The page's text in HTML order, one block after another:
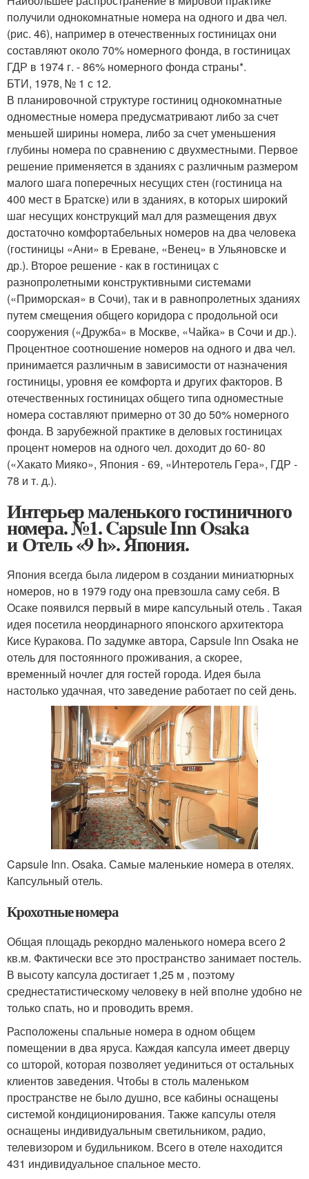
получили однокомнатные номера на одного и два чел.
(рис. 46), например в отечественных гостиницах они
составляют около 70% номерного фонда, в гостиницах
ГДР в 1974 г. - 86% номерного фонда страны*.
БТИ, 1978, № 1 с 12.
В планировочной структуре гостиниц однокомнатные
одноместные номера предусматривают либо за счет
меньшей ширины номера, либо за счет уменьшения
глубины номера по сравнению с двухместными. Первое
решение применяется в зданиях с различным размером
малого шага поперечных несущих стен (гостиница на
400 мест в Братске) или в зданиях, в которых широкий
шаг несущих конструкций мал для размещения двух
достаточно комфортабельных номеров на два человека
(гостиницы «Ани» в Ереване, «Венец» в Ульяновске и
др.). Второе решение - как в гостиницах с
разнопролетными конструктивными системами
(«Приморская» в Сочи), так и в равнопролетных зданиях
путем смещения общего коридора с продольной оси
сооружения («Дружба» в Москве, «Чайка» в Сочи и др.).
Процентное соотношение номеров на одного и два чел.
принимается различным в зависимости от назначения
гостиницы, уровня ее комфорта и других факторов. В
отечественных гостиницах общего типа одноместные
номера составляют примерно от 30 до 50% номерного
фонда. В зарубежной практике в деловых гостиницах
процент номеров на одного чел. доходит до 60- 80
(«Хакато Мияко», Япония - 69, «Интеротель Гера», ГДР -
78 и т. д.).
Интерьер маленького гостиничного
номера. №1. Capsule Inn Osaka
и Отель «9 h». Япония.
Япония всегда была лидером в создании миниатюрных
номеров, но в 1979 году она превзошла саму себя. В
Осаке появился первый в мире капсульный отель . Такая
идея посетила неординарного японского архитектора
Кисе Куракова. По задумке автора, Capsule Inn Osaka не
отель для постоянного проживания, а скорее,
временный ночлег для гостей города. Идея была
настолько удачная, что заведение работает по сей день.
Capsule Inn. Osaka. Самые маленькие номера в отелях.
Капсульный отель.
Крохотные номера
Общая площадь рекордно маленького номера всего 2
кв.м. Фактически все это пространство занимает постель.
В высоту капсула достигает 1,25 м , поэтому
среднестатистическому человеку в ней вполне удобно не
только спать, но и проводить время.
Расположены спальные номера в одном общем
помещении в два яруса. Каждая капсула имеет дверцу
со шторой, которая позволяет уединиться от остальных
клиентов заведения. Чтобы в столь маленьком
пространстве не было душно, все кабины оснащены
системой кондиционирования. Также капсулы отеля
оснащены индивидуальным светильником, радио,
телевизором и будильником. Всего в отеле находится
431 индивидуальное спальное место.